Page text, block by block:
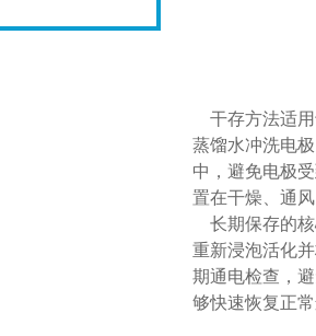
干存方法适用
蒸馏水冲洗电
中，避免电极
置在干燥、通
长期保存的核
重新浸泡活化
期通电检查，
够快速恢复正